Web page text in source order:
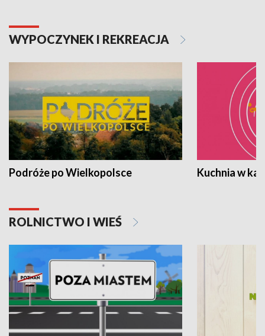
WYPOCZYNEK I REKREACJA
Podróże po Wielkopolsce Kuchnia w
ROLNICTWO I WIEŚ